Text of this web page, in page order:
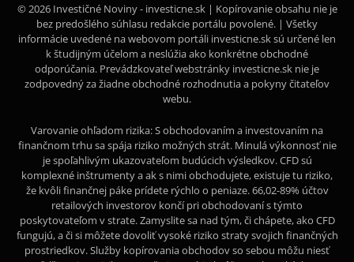
© 2026 Investičné Noviny - investicne.sk | Kopírovanie obsahu nie je
bez predošlého súhlasu redakcie portálu povolené. | Všetky
informácie uvedené na webovom portáli investicne.sk sú určené len
k študijným účelom a neslúžia ako konkrétne obchodné
odporúčania. Prevádzkovateľ webstránky investicne.sk nie je
zodpovedný za žiadne obchodné rozhodnutia a pokyny čitateľov
webu.
Varovanie ohľadom rizika: S obchodovaním a investovaním na
finančnom trhu sa spája riziko možných strát. Minulá výkonnosť nie
je spoľahlivým ukazovateľom budúcich výsledkov. CFD sú
komplexné inštrumenty a ak s nimi obchodujete, existuje tu riziko,
že kvôli finančnej páke prídete rýchlo o peniaze. 66,02-89% účtov
retailových investorov končí pri obchodovaní s týmto
poskytovateľom v strate. Zamyslite sa nad tým, či chápete, ako CFD
fungujú, a či si môžete dovoliť vysoké riziko straty svojich finančných
prostriedkov. Služby kopírovania obchodov so sebou môžu niesť